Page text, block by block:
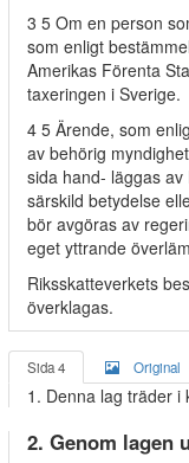
3 5 Om en person
som enligt
Amerikas Förenta
taxeringen i Sverige.
4 5 Ärende, som
av behörig
sida hand- läggas
särskild betydelse
bör avgöras av
eget yttrande
Riksskatteverkets
överklagas.
Sida 4 Original
1. Denna lag träder i
2. Genom lagen